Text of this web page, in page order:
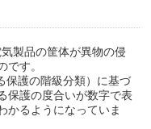
製品の筐体が異物の侵
です。
保護の階級分類）に基づ
保護の度合いが数字で表
かるようになっていま